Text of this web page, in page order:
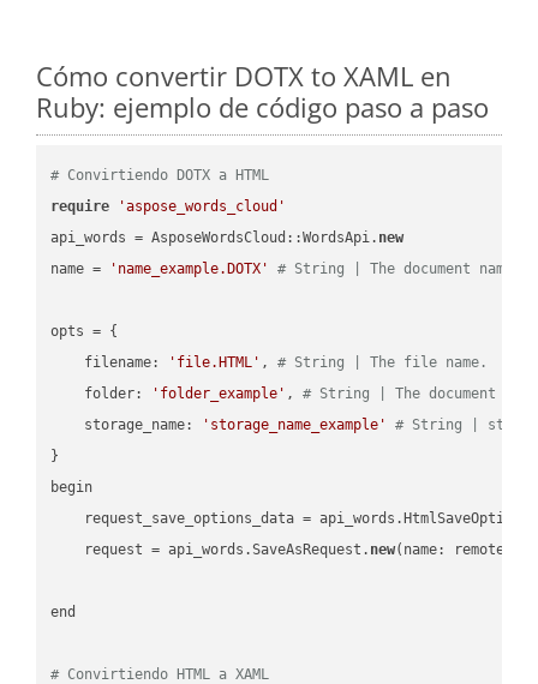
Cómo convertir DOTX to XAML en
Ruby: ejemplo de código paso a paso
# Convirtiendo DOTX a HTML
require
'aspose_words_cloud'
api_words = AsposeWordsCloud::WordsApi. new
name =
'name_example.DOTX' # String | The document name.
opts = {
    filename:
'file.HTML' , # String | The file name.
    folder:
'folder_example' , # String | The document
    storage_name:
'storage_name_example'
# String |
}
begin
request_save_options_data =
    request = api_words.SaveAsRequest.
new(name:
end
# Convirtiendo HTML a XAML